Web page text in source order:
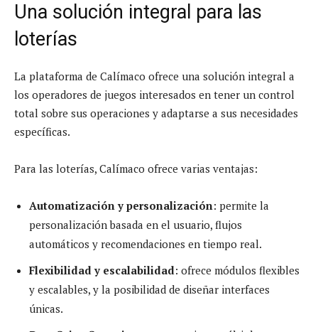
Una solución integral para las
loterías
La plataforma de Calímaco ofrece una solución integral a
los operadores de juegos interesados en tener un control
total sobre sus operaciones y adaptarse a sus necesidades
específicas.
Para las loterías, Calímaco ofrece varias ventajas:
Automatización y personalización: permite la
personalización basada en el usuario, flujos
automáticos y recomendaciones en tiempo real.
Flexibilidad y escalabilidad: ofrece módulos flexibles
y escalables, y la posibilidad de diseñar interfaces
únicas.